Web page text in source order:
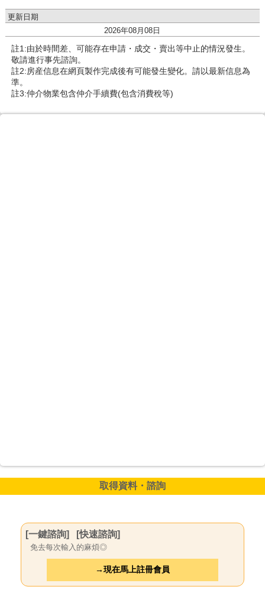
更新日期
2026年08月08日
註1:由於時間差、可能存在申請・成交・賣出等中止的情況發生。
敬請進行事先諮詢。
註2:房産信息在網頁製作完成後有可能發生變化。請以最新信息為
準。
註3:仲介物業包含仲介手續費(包含消費稅等)
取得資料・諮詢
[一鍵諮詢] [快速諮詢]
免去每次輸入的麻煩◎